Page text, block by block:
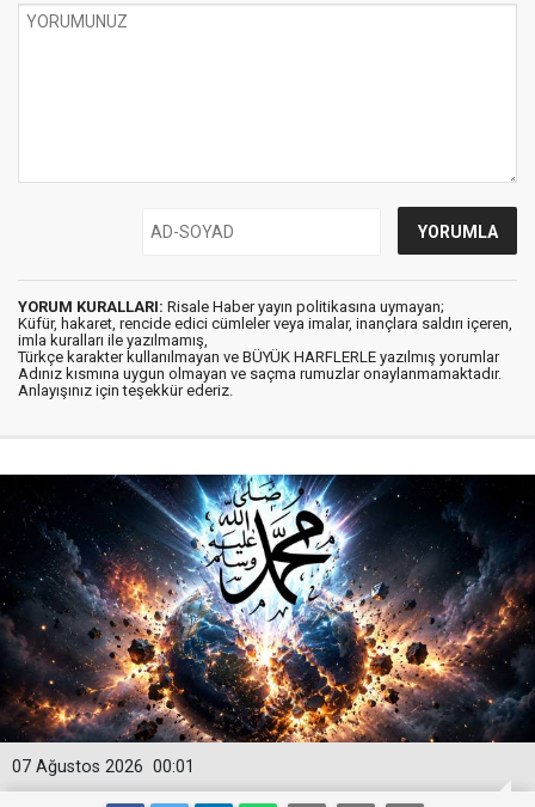
YORUM KURALLARI: Risale Haber yayın politikasına uymayan;
Küfür, hakaret, rencide edici cümleler veya imalar, inançlara saldırı içeren,
imla kuralları ile yazılmamış,
Türkçe karakter kullanılmayan ve BÜYÜK HARFLERLE yazılmış yorumlar
Adınız kısmına uygun olmayan ve saçma rumuzlar onaylanmamaktadır.
Anlayışınız için teşekkür ederiz.
00:01
07 Ağustos 2026